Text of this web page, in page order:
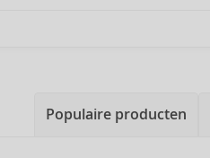
Populaire producten